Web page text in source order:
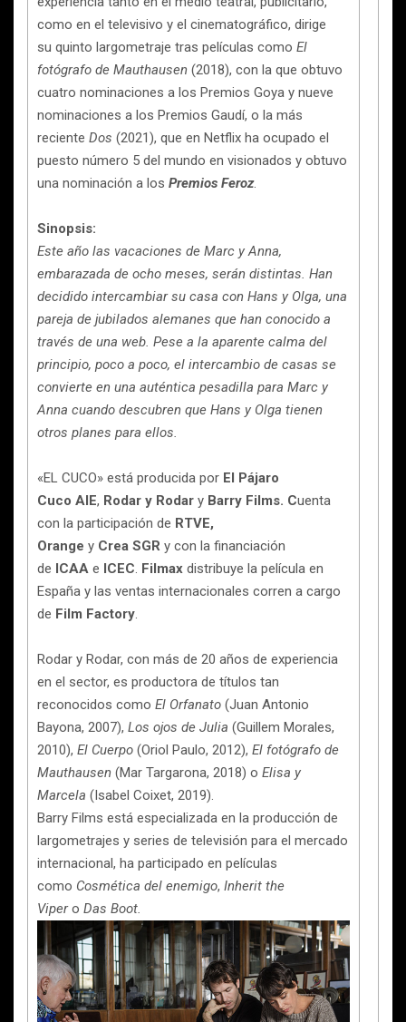
como en el televisivo y el cinematográfico, dirige
su quinto largometraje tras películas como El
fotógrafo de Mauthausen (2018), con la que obtuvo
cuatro nominaciones a los Premios Goya y nueve
nominaciones a los Premios Gaudí, o la más
reciente Dos (2021), que en Netflix ha ocupado el
puesto número 5 del mundo en visionados y obtuvo
una nominación a los Premios Feroz.
Sinopsis:
Este año las vacaciones de Marc y Anna,
embarazada de ocho meses, serán distintas. Han
decidido intercambiar su casa con Hans y Olga, una
pareja de jubilados alemanes que han conocido a
través de una web. Pese a la aparente calma del
principio, poco a poco, el intercambio de casas se
convierte en una auténtica pesadilla para Marc y
Anna cuando descubren que Hans y Olga tienen
otros planes para ellos.
«EL CUCO» está producida por El Pájaro
Cuco AIE, Rodar y Rodar y Barry Films. Cuenta
con la participación de RTVE,
Orange y Crea SGR y con la financiación
de ICAA e ICEC. Filmax distribuye la película en
España y las ventas internacionales corren a cargo
de Film Factory.
Rodar y Rodar, con más de 20 años de experiencia
en el sector, es productora de títulos tan
reconocidos como El Orfanato (Juan Antonio
Bayona, 2007), Los ojos de Julia (Guillem Morales,
2010), El Cuerpo (Oriol Paulo, 2012), El fotógrafo de
Mauthausen (Mar Targarona, 2018) o Elisa y
Marcela (Isabel Coixet, 2019).
Barry Films está especializada en la producción de
largometrajes y series de televisión para el mercado
internacional, ha participado en películas
como Cosmética del enemigo, Inherit the
Vipero Das Boot.